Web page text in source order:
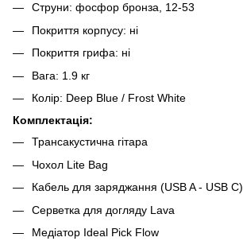
Струни: фосфор бронза, 12-53
Покриття корпусу: ні
Покриття грифа: ні
Вага: 1.9 кг
Колір: Deep Blue / Frost White
Комплектація:
Трансакустична гітара
Чохол Lite Bag
Кабель для заряджання (USB A - USB C)
Серветка для догляду Lava
Медіатор Ideal Pick Flow